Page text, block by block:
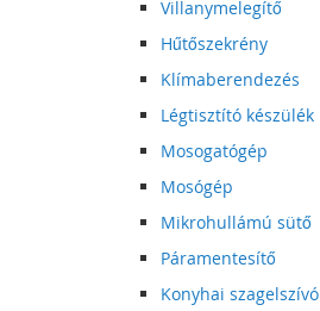
Villanymelegítő
Hűtőszekrény
Klímaberendezés
Légtisztító készülék
Mosogatógép
Mosógép
Mikrohullámú sütő
Páramentesítő
Konyhai szagelszívó